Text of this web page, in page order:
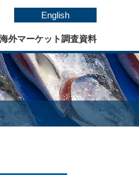
海外マーケット調査資料
English